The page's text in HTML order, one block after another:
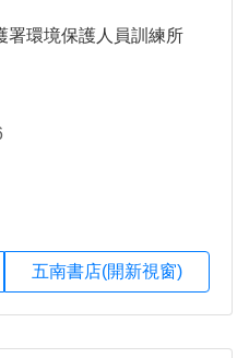
署環境保護人員訓練所
五南書店(開新視窗)